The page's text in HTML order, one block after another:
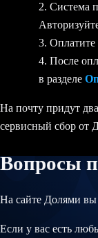
Система
Оплатите
После
в разделе
На почту придут
сервисный сбор от
Вопросы
На сайте Долями вы
Если у вас есть